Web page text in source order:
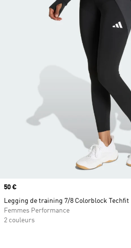
Prix
50 €
Legging de training 7/8 Colorblock Techfit
Femmes Performance
2 couleurs